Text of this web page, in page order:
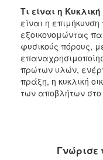
Τι είναι η
είναι η
εξοικονομώντας
φυσικούς πόρους,
πρώτων υλών,
πράξη, η κυκλική
των αποβλήτων